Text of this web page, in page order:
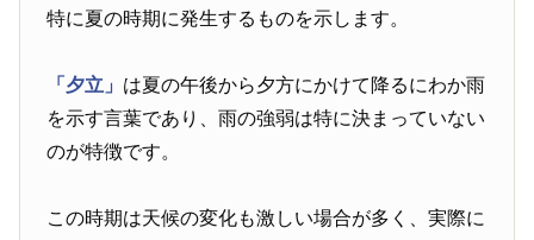
特に夏の時期に発生するものを示します。
「夕立」 は夏の午後から夕方にかけて降るにわか雨
を示す言葉であり、雨の強弱は特に決まっていない
のが特徴です。
この時期は天候の変化も激しい場合が多く、実際に